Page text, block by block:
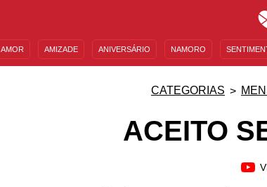
AMOR AMIZADE ANIVERSÁRIO NAMORO
CATEGORIAS
ACEITO